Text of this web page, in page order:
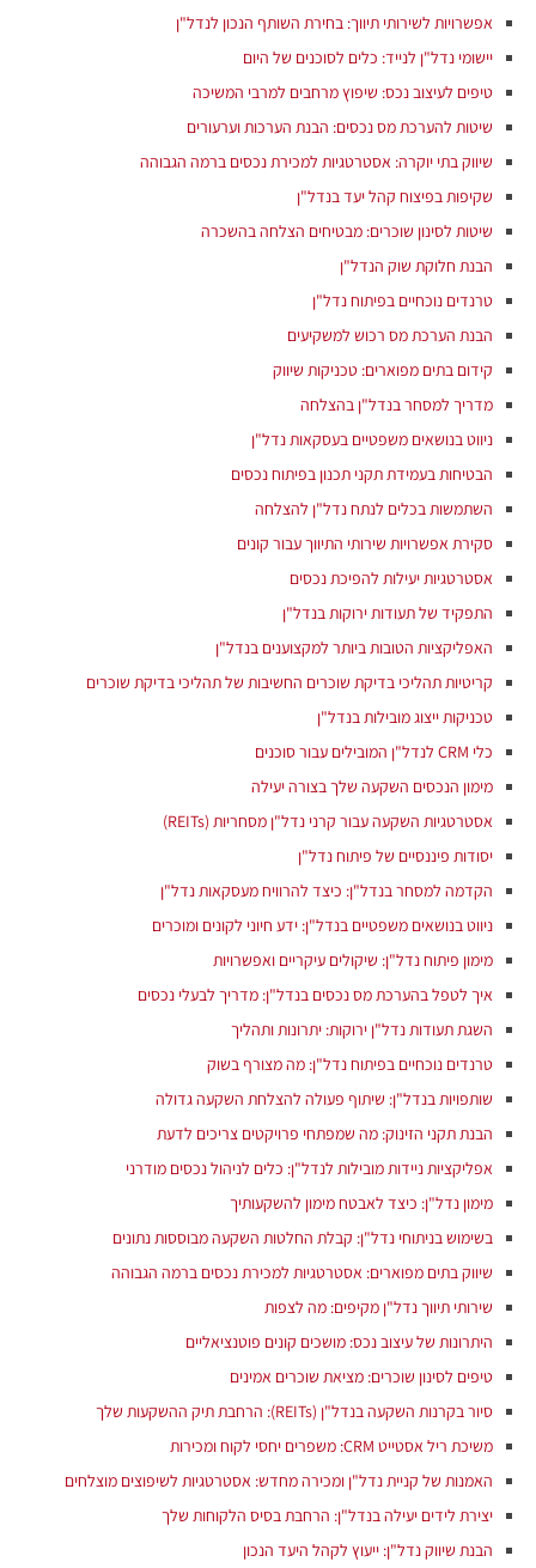
אפשרויות לשירותי תיווך: בחירת השותף הנכון לנדל"ן
יישומי נדל"ן לנייד: כלים לסוכנים של היום
טיפים לעיצוב נכס: שיפוץ מרחבים למרבי המשיכה
שיטות להערכת מס נכסים: הבנת הערכות וערעורים
שיווק בתי יוקרה: אסטרטגיות למכירת נכסים ברמה הגבוהה
שקיפות בפיצוח קהל יעד בנדל"ן
שיטות לסינון שוכרים: מבטיחים הצלחה בהשכרה
הבנת חלוקת שוק הנדל"ן
טרנדים נוכחיים בפיתוח נדל"ן
הבנת הערכת מס רכוש למשקיעים
קידום בתים מפוארים: טכניקות שיווק
מדריך למסחר בנדל"ן בהצלחה
ניווט בנושאים משפטיים בעסקאות נדל"ן
הבטיחות בעמידת תקני תכנון בפיתוח נכסים
השתמשות בכלים לנתח נדל"ן להצלחה
סקירת אפשרויות שירותי התיווך עבור קונים
אסטרטגיות יעילות להפיכת נכסים
התפקיד של תעודות ירוקות בנדל"ן
האפליקציות הטובות ביותר למקצוענים בנדל"ן
קריטיות תהליכי בדיקת שוכרים החשיבות של תהליכי בדיקת שוכרים
טכניקות ייצוג מובילות בנדל"ן
כלי CRM לנדל"ן המובילים עבור סוכנים
מימון הנכסים השקעה שלך בצורה יעילה
אסטרטגיות השקעה עבור קרני נדל"ן מסחריות (REITs)
יסודות פיננסיים של פיתוח נדל"ן
הקדמה למסחר בנדל"ן: כיצד להרוויח מעסקאות נדל"ן
ניווט בנושאים משפטיים בנדל"ן: ידע חיוני לקונים ומוכרים
מימון פיתוח נדל"ן: שיקולים עיקריים ואפשרויות
איך לטפל בהערכת מס נכסים בנדל"ן: מדריך לבעלי נכסים
השגת תעודות נדל"ן ירוקות: יתרונות ותהליך
טרנדים נוכחיים בפיתוח נדל"ן: מה מצורף בשוק
שותפויות בנדל"ן: שיתוף פעולה להצלחת השקעה גדולה
הבנת תקני הזינוק: מה שמפתחי פרויקטים צריכים לדעת
אפליקציות ניידות מובילות לנדל"ן: כלים לניהול נכסים מודרני
מימון נדל"ן: כיצד לאבטח מימון להשקעותיך
בשימוש בניתוחי נדל"ן: קבלת החלטות השקעה מבוססות נתונים
שיווק בתים מפוארים: אסטרטגיות למכירת נכסים ברמה הגבוהה
היתרונות של עיצוב נכס: מושכים קונים פוטנציאליים
טיפים לסינון שוכרים: מציאת שוכרים אמינים
סיור בקרנות השקעה בנדל"ן (REITs): הרחבת תיק ההשקעות שלך
משיכת ריל אסטייט CRM: משפרים יחסי לקוח ומכירות
האמנות של קניית נדל"ן ומכירה מחדש: אסטרטגיות לשיפוצים מוצלחים
יצירת לידים יעילה בנדל"ן: הרחבת בסיס הלקוחות שלך
הבנת שיווק נדל"ן: ייעוץ לקהל היעד הנכון